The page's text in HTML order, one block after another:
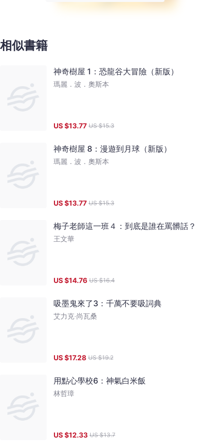
相似書籍
神奇樹屋 1：恐龍谷大冒險（新版）
瑪麗．波．奧斯本
US $13.77 US $15.3
神奇樹屋 8：漫遊到月球（新版）
瑪麗．波．奧斯本
US $13.77 US $15.3
梅子老師這一班４：到底是誰在罵髒話？
王文華
US $14.76 US $16.4
吸墨鬼來了3：千萬不要吸詞典
艾力克‧尚瓦桑
US $17.28 US $19.2
用點心學校6：神氣白米飯
林哲璋
US $12.33 US $13.7